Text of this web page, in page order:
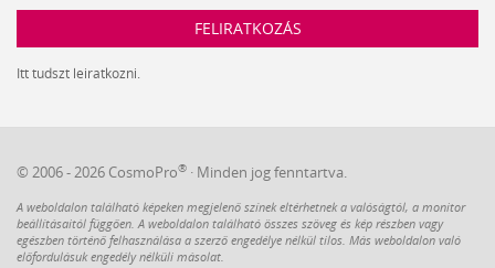
FELIRATKOZÁS
Itt tudszt leiratkozni.
© 2006 - 2026 CosmoPro® · Minden jog fenntartva.
A weboldalon található képeken megjelenő színek eltérhetnek a valóságtól, a monitor
beállításaitól függően. A weboldalon található összes szöveg és kép részben vagy
egészben történő felhasználása a szerző engedélye nélkül tilos. Más weboldalon való
előfordulásuk engedély nélküli másolat.